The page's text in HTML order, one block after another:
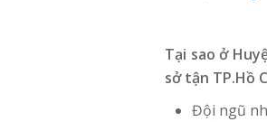
Tại sao ở
sở tận TP.Hồ
Đội ngũ